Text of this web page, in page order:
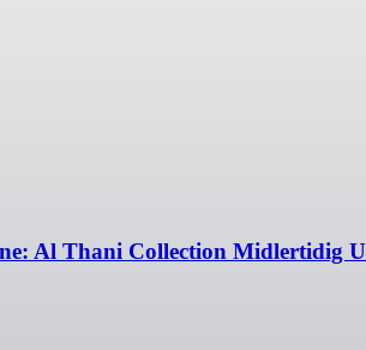
Al Thani Collection Midlertidig